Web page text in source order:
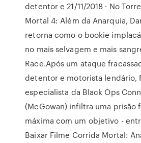
detentor e 21/11/2018 · No
Mortal 4: Além da Anarquia,
retorna como o bookie
no mais selvagem e mais
Race.Após um ataque
detentor e motorista lendário,
especialista da Black Ops
(McGowan) infiltra uma prisão
máxima com um objetivo -
Baixar Filme Corrida Mortal: